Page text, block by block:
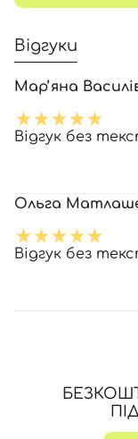
Відгуки
Марʼяна
Відгук без
Ольга
Відгук без